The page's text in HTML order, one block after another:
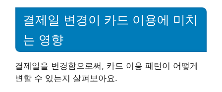
결제일 변경이 카드 이용에 미치
는 영향
결제일을 변경함으로써, 카드 이용 패턴이 어떻게
변할 수 있는지 살펴보아요.